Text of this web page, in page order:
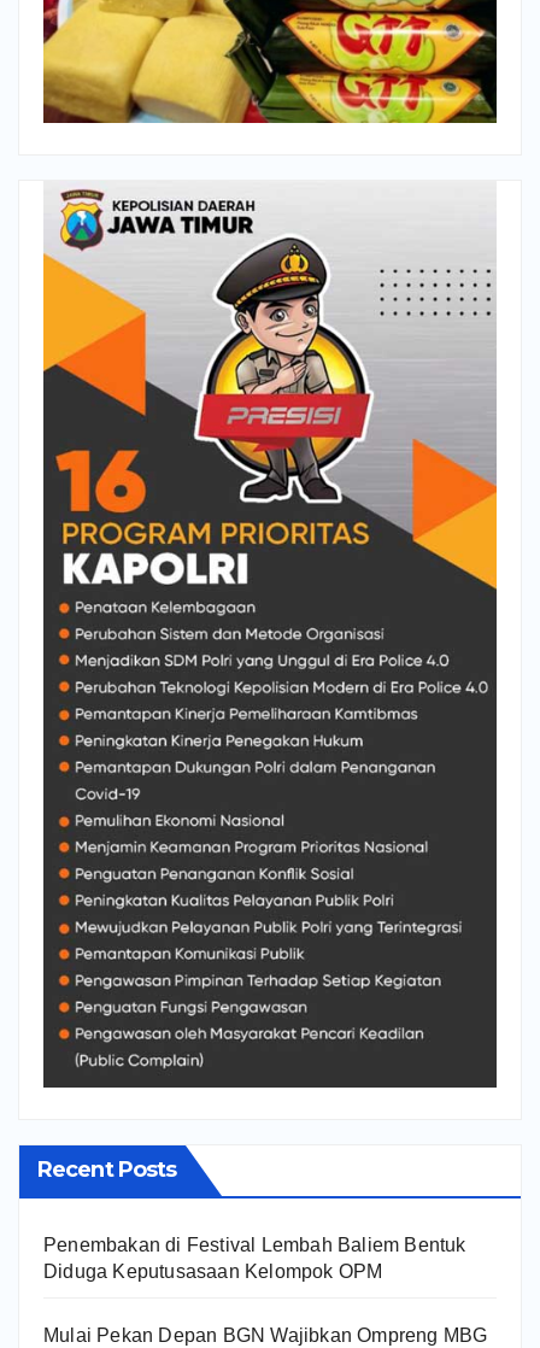
Recent Posts
Penembakan di Festival Lembah Baliem Bentuk
Diduga Keputusasaan Kelompok OPM
Mulai Pekan Depan BGN Wajibkan Ompreng MBG